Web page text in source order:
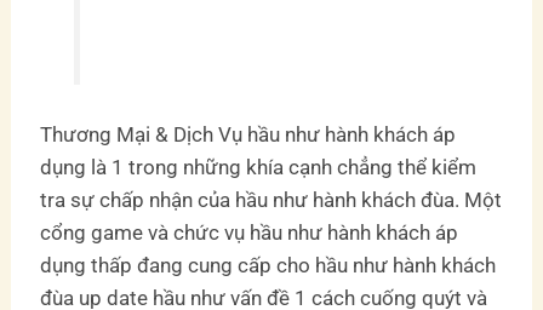
Thương Mại & Dịch Vụ hầu như hành khách áp
dụng là 1 trong những khía cạnh chẳng thể kiểm
tra sự chấp nhận của hầu như hành khách đùa. Một
cổng game và chức vụ hầu như hành khách áp
dụng thấp đang cung cấp cho hầu như hành khách
đùa up date hầu như vấn đề 1 cách cuống quýt và